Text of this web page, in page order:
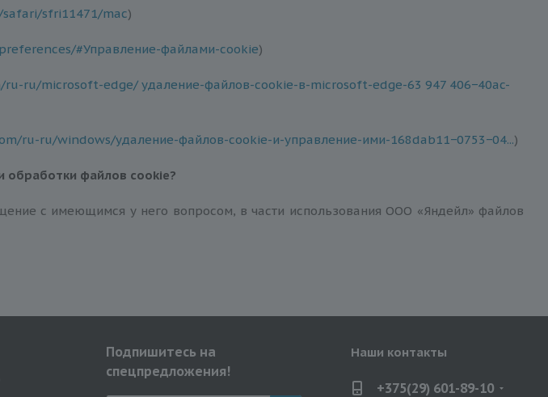
sfri11471/mac)
#Управление-файлами-cookie)
ru/microsoft-edge/ удаление-файлов-cookie-в-microsoft-edge-63 947 406−40ac-
ru-ru/windows/удаление-файлов-cookie-и-управление-ими-168dab11−0753−04...)
обработки файлов сookie?
с имеющимся у него вопросом, в части использования ООО «Яндейл» файлов
Подпишитесь на
спецпредложения!
Наши контакты
+375(29) 601-89-10